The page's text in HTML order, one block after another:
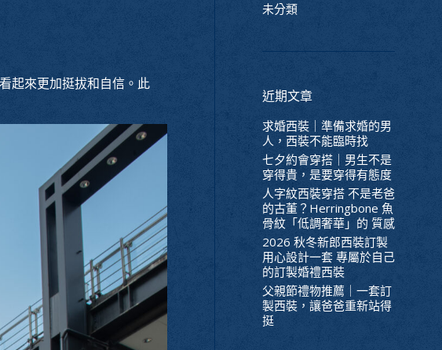
起來更加挺拔和自信。此
未分類
近期文章
求婚西裝｜準備求婚的男
人，西裝不能臨時找
七夕約會穿搭｜男生不是
穿得貴，是要穿得有態度
人字紋西裝穿搭 不是老爸
的古董？Herringbone 魚
骨紋「低調奢華」的 質感
2026 秋冬新郎西裝訂製
用心設計一套 專屬於自己
的訂製婚禮西裝
父親節禮物推薦｜一套訂
製西裝，讓爸爸重新站得
挺